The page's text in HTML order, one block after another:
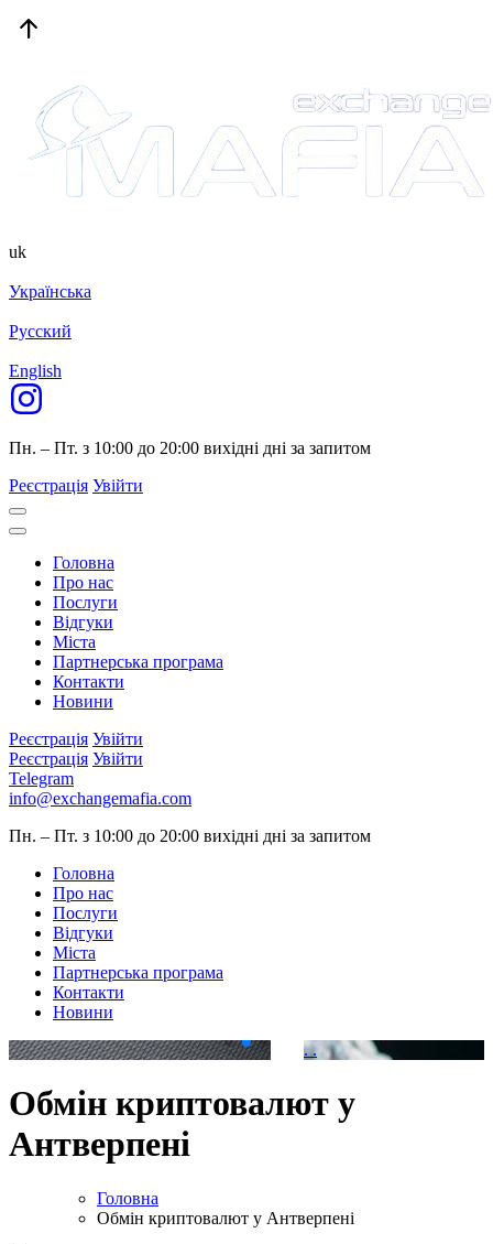
uk
Українська
Русский
English
Пн. – Пт. з 10:00 до 20:00 вихідні дні за запитом
Реєстрація Увійти
Головна
Про нас
Послуги
Відгуки
Міста
Партнерська програма
Контакти
Новини
Реєстрація Увійти
Реєстрація Увійти
Telegram
info@exchangemafia.com
Пн. – Пт. з 10:00 до 20:00 вихідні дні за запитом
Головна
Про нас
Послуги
Відгуки
Міста
Партнерська програма
Контакти
Новини
. .
Обмін криптовалют у
Антверпені
Головна
Обмін криптовалют у Антверпені